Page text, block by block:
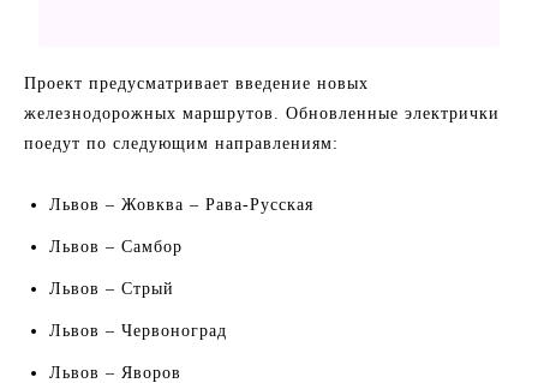
Проект предусматривает введение новых
железнодорожных маршрутов. Обновленные электрички
поедут по следующим направлениям:
Львов – Жовква – Рава-Русская
Львов – Самбор
Львов – Стрый
Львов – Червоноград
Львов – Яворов